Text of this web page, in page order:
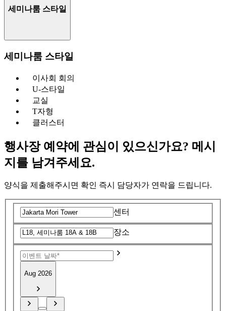
세미나룸 스타일
세미나룸 스타일
이사회 회의
U-스타일
교실
T자형
클러스터
행사장 예약에 관심이 있으신가요? 메시
지를 남겨주세요.
양식을 제출해주시면 확인 즉시 담당자가 연락을 드립니다.
센터
장소
Aug 2026